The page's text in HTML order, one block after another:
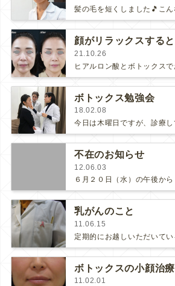
21.10.26
ボトックス勉強会
18.02.08
不在のお知らせ
12.06.03
乳がんのこと
11.06.15
ボトックスの小顔治療
11.02.01